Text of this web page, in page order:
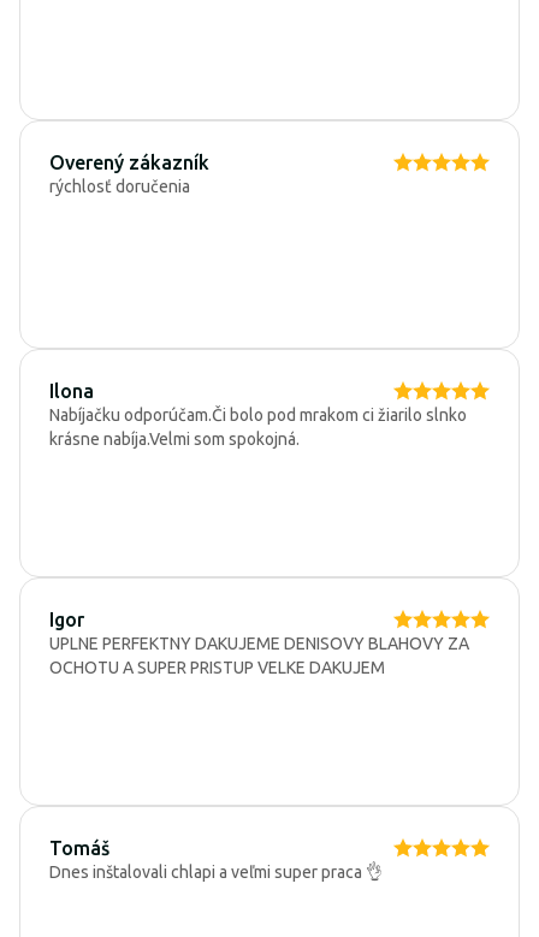
Overený zákazník
rýchlosť doručenia
Ilona
Nabíjačku odporúčam.Či bolo pod mrakom ci žiarilo slnko
krásne nabíja.Velmi som spokojná.
Igor
UPLNE PERFEKTNY DAKUJEME DENISOVY BLAHOVY ZA
OCHOTU A SUPER PRISTUP VELKE DAKUJEM
Tomáš
Dnes inštalovali chlapi a veľmi super praca 👌